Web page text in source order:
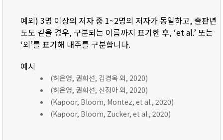
예외) 3명 이상의 저자 중 1~2명의 저자가 동일하고, 출판년
도도 같을 경우, 구분되는 이름까지 표기한 후, ‘et al.’ 또는
‘외’를 표기해 내주를 구분합니다.
예시
(허은영, 권희선, 김경옥 외, 2020)
(허은영, 권희선, 신정아 외, 2020)
(Kapoor, Bloom, Montez, et al., 2020)
(Kapoor, Bloom, Zucker, et al., 2020)